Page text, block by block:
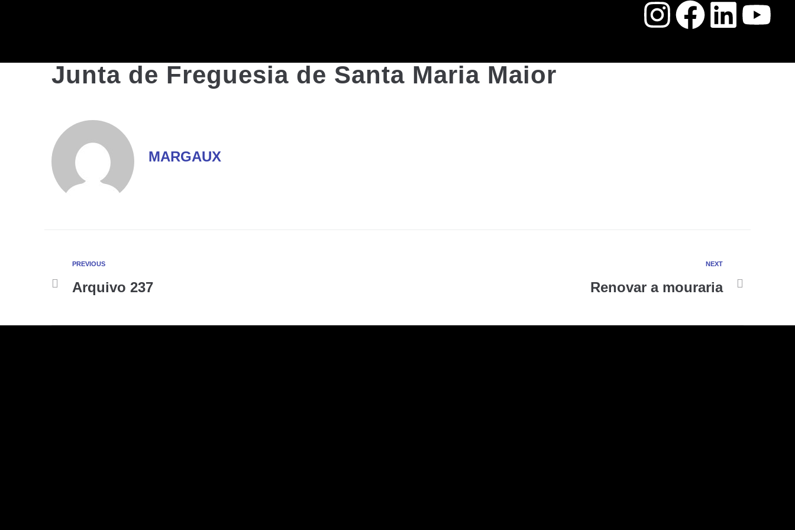
Junta de Freguesia de Santa Maria Maior
MARGAUX
PREVIOUS
Arquivo 237
NEXT
Renovar a mouraria